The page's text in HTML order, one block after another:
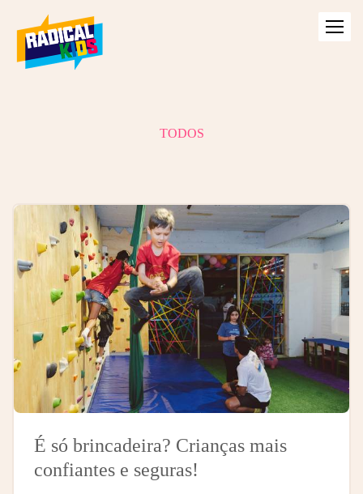
TODOS
É só brincadeira? Crianças mais
confiantes e seguras!